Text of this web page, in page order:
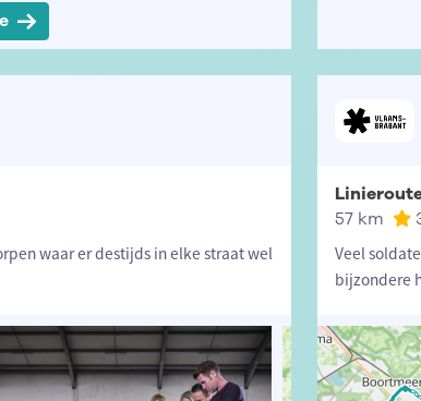
waar er destijds in elke straat wel
57 km
Veel
bijzondere